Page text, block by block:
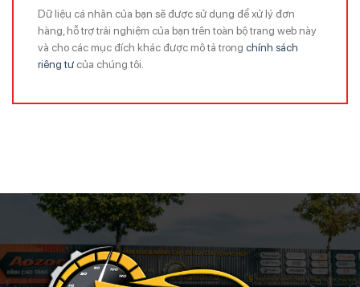
Dữ liệu cá nhân của bạn sẽ được sử dụng để xử lý đơn
hàng, hỗ trợ trải nghiệm của bạn trên toàn bộ trang web này
và cho các mục đích khác được mô tả trong chính sách
riêng tư của chúng tôi.